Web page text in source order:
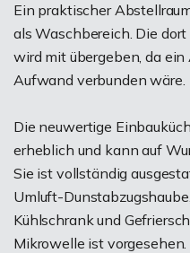
Ein praktischer
als Waschbereich. Die
wird mit übergeben, da
Aufwand verbunden wäre.
Die neuwertige
erheblich und kann auf
Sie ist vollständig
Umluft-
Kühlschrank und
Mikrowelle ist vorgesehen.